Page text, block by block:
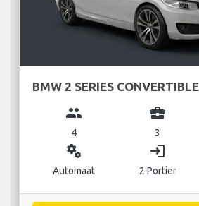
BMW 2 SERIES CONVERTIBLE
group
4
business_center
3
miscellaneous_services
Automaat
login
2 Portier